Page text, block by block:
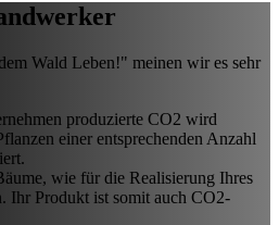
Wald Leben!" meinen wir es sehr
produzierte CO2 wird
einer entsprechenden Anzahl
wie für die Realisierung Ihres
Ihr Produkt ist somit auch CO2-